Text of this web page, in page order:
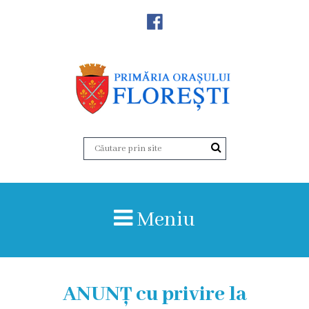
Primăria
Structura,
Organigrama
Meniu
ANUNȚ cu privire la